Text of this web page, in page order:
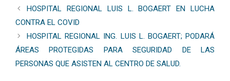
HOSPITAL REGIONAL LUIS L. BOGAERT EN LUCHA
CONTRA EL COVID
HOSPITAL REGIONAL ING. LUIS L. BOGAERT; PODARÁ
ÁREAS PROTEGIDAS PARA SEGURIDAD DE LAS
PERSONAS QUE ASISTEN AL CENTRO DE SALUD.